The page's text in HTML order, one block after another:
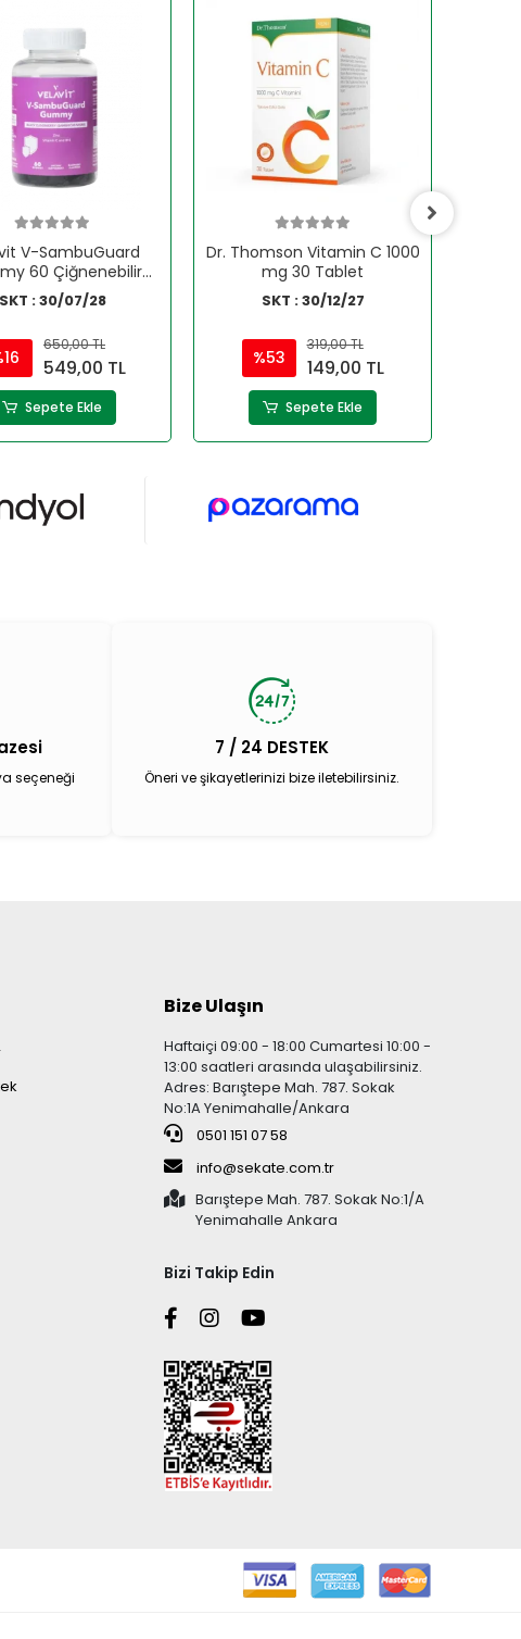
V-SambuGuard
60 Çiğnenebilir
Form
SKT : 30/07/28
650,00 TL
549,00 TL
Sepete Ekle
Dr. Thomson Vitamin C 1000
mg 30 Tablet
SKT : 30/12/27
%53
319,00 TL
149,00 TL
Sepete Ekle
seçeneği
7 / 24 DESTEK
Öneri ve şikayetlerinizi bize iletebilirsiniz.
Bize Ulaşın
Haftaiçi 09:00 - 18:00 Cumartesi 10:00 -
13:00 saatleri arasında ulaşabilirsiniz.
Adres: Barıştepe Mah. 787. Sokak
No:1A Yenimahalle/Ankara
0501 151 07 58
info@sekate.com.tr
Barıştepe Mah. 787. Sokak No:1/A
Yenimahalle Ankara
Bizi Takip Edin